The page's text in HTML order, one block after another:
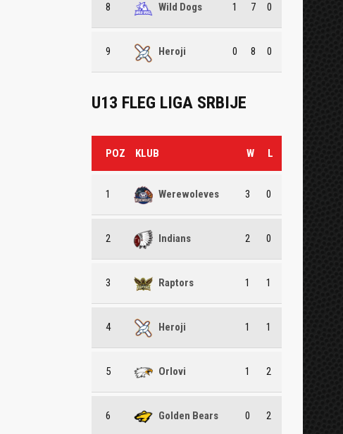
8 Wild Dogs 1 7 0
9 Heroji 0 8 0
U13 FLEG LIGA SRBIJE
POZ KLUB W L
1 Werewoleves 3 0
2 Indians 2 0
3 Raptors 1 1
4 Heroji 1 1
5 Orlovi 1 2
6 Golden Bears 0 2